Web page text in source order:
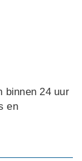
binnen 24 uur
en